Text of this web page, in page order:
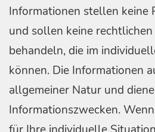
Informationen stellen keine
und sollen keine
behandeln, die im
können. Die Informationen
allgemeiner Natur und
Informationszwecken.